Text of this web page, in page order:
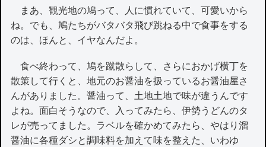
まあ、観光地の鳩って、人に慣れていて、可愛いから
ね。でも、鳩たちがバタバタ飛び跳ねる中で食事をする
のは、ほんと、イヤなんだよ。
食べ終わって、鳩を蹴散らして、さらにおかげ横丁を
散策して行くと、地元のお醤油を扱っているお醤油屋さ
んがありました。醤油って、土地土地で味が違うんです
よね。面白そうなので、入ってみたら、伊勢うどんのタ
レが売ってました。ラベルを確かめてみたら、やはり溜
醤油に各種ダシと調味料を加えて味を整えた、いわゆ